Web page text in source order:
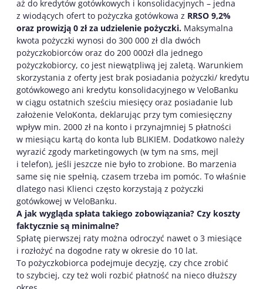
aż do kredytów gotówkowych i konsolidacyjnych – jedna
z wiodących ofert to pożyczka gotówkowa z RRSO 9,2%
oraz prowizją 0 zł za udzielenie pożyczki. Maksymalna
kwota pożyczki wynosi do 300 000 zł dla dwóch
pożyczkobiorców oraz do 200 000zł dla jednego
pożyczkobiorcy, co jest niewątpliwą jej zaletą. Warunkiem
skorzystania z oferty jest brak posiadania pożyczki/ kredytu
gotówkowego ani kredytu konsolidacyjnego w VeloBanku
w ciągu ostatnich sześciu miesięcy oraz posiadanie lub
założenie VeloKonta, deklarując przy tym comiesięczny
wpływ min. 2000 zł na konto i przynajmniej 5 płatności
w miesiącu kartą do konta lub BLIKIEM. Dodatkowo należy
wyrazić zgody marketingowych (w tym na sms, mejl
i telefon), jeśli jeszcze nie było to zrobione. Bo marzenia
same się nie spełnią, czasem trzeba im pomóc. To właśnie
dlatego nasi Klienci często korzystają z pożyczki
gotówkowej w VeloBanku.
A jak wygląda spłata takiego zobowiązania? Czy koszty
faktycznie są minimalne?
Spłatę pierwszej raty można odroczyć nawet o 3 miesiące
i rozłożyć na dogodne raty w okresie do 10 lat.
To pożyczkobiorca podejmuje decyzję, czy chce zrobić
to szybciej, czy też woli rozbić płatność na nieco dłuższy